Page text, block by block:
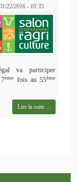
22/2016 - 10:35
va participer
ème fois au 55ème
Lire la suite ...